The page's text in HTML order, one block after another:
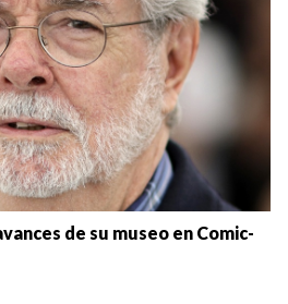
de su museo en Comic-